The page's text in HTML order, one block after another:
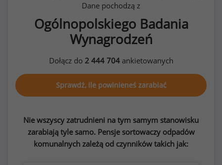
Dane pochodzą z
Ogólnopolskiego Badania
Wynagrodzeń
Dołącz do 2 444 704ankietowanych
Sprawdź, ile powinieneś zarabiać
Nie wszyscy zatrudnieni na tym samym stanowisku
zarabiają tyle samo. Pensje sortowaczy odpadów
komunalnych zależą od czynników takich jak: